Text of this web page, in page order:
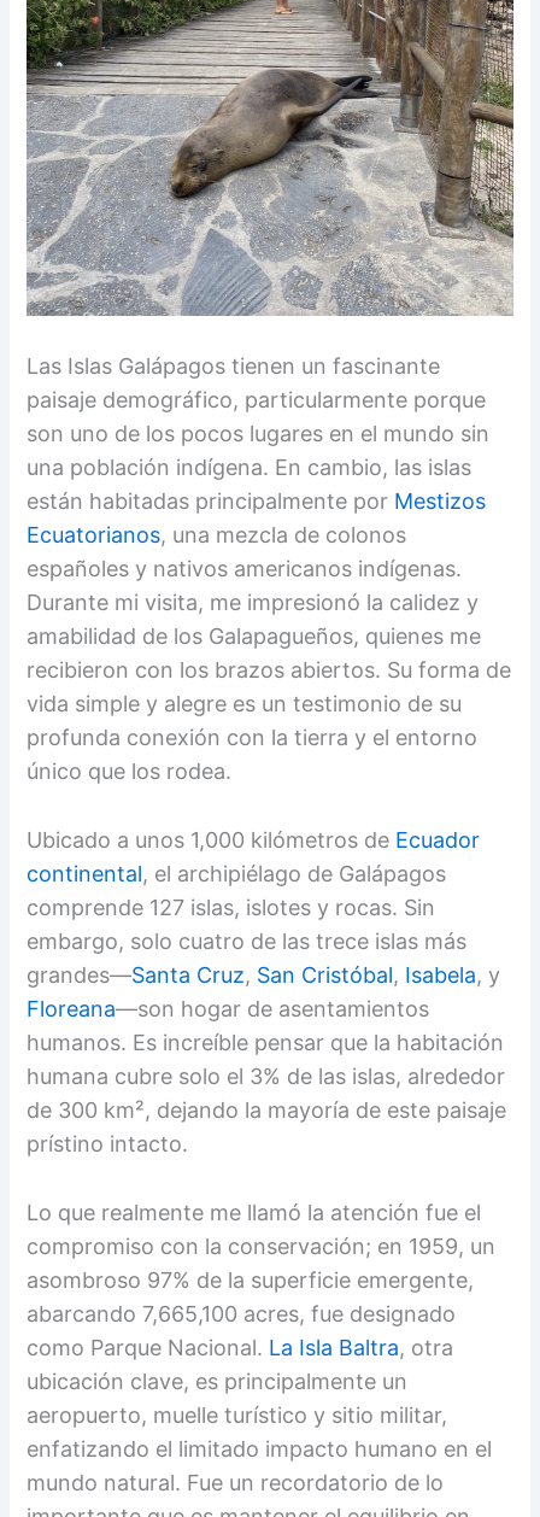
Las Islas Galápagos tienen un fascinante
paisaje demográfico, particularmente porque
son uno de los pocos lugares en el mundo sin
una población indígena. En cambio, las islas
están habitadas principalmente por Mestizos
Ecuatorianos, una mezcla de colonos
españoles y nativos americanos indígenas.
Durante mi visita, me impresionó la calidez y
amabilidad de los Galapagueños, quienes me
recibieron con los brazos abiertos. Su forma de
vida simple y alegre es un testimonio de su
profunda conexión con la tierra y el entorno
único que los rodea.
Ubicado a unos 1,000 kilómetros de Ecuador
continental, el archipiélago de Galápagos
comprende 127 islas, islotes y rocas. Sin
embargo, solo cuatro de las trece islas más
grandes—Santa Cruz, San Cristóbal, Isabela, y
Floreana—son hogar de asentamientos
humanos. Es increíble pensar que la habitación
humana cubre solo el 3% de las islas, alrededor
de 300 km², dejando la mayoría de este paisaje
prístino intacto.
Lo que realmente me llamó la atención fue el
compromiso con la conservación; en 1959, un
asombroso 97% de la superficie emergente,
abarcando 7,665,100 acres, fue designado
como Parque Nacional. La Isla Baltra, otra
ubicación clave, es principalmente un
aeropuerto, muelle turístico y sitio militar,
enfatizando el limitado impacto humano en el
mundo natural. Fue un recordatorio de lo